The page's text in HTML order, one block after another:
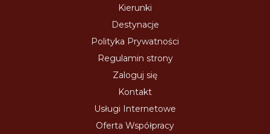
Kierunki
Destynacje
Polityka Prywatności
Regulamin strony
Zaloguj się
Kontakt
Usługi Internetowe
Oferta Współpracy